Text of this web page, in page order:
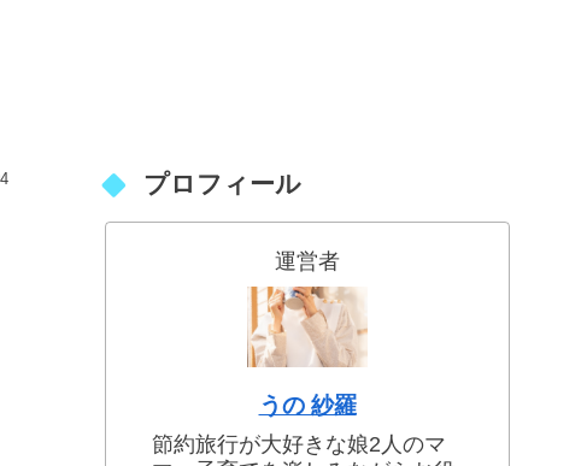
プロフィール
運営者
うの 紗羅
節約旅行が大好きな娘2人のマ